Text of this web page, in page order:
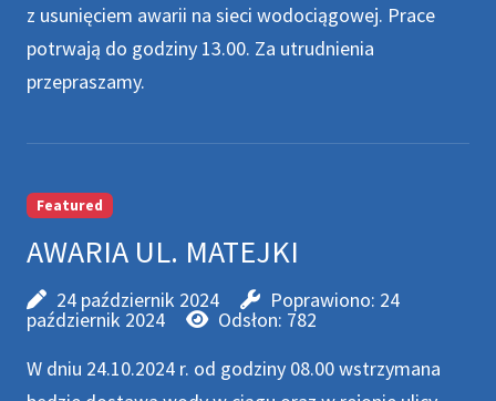
z usunięciem awarii na sieci wodociągowej. Prace
potrwają do godziny 13.00. Za utrudnienia
przepraszamy.
Featured
AWARIA UL. MATEJKI
24 październik 2024 Poprawiono: 24
październik 2024
Odsłon: 782
W dniu 24.10.2024 r. od godziny 08.00 wstrzymana